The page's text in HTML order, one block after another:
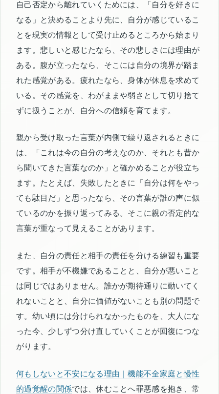
自己否定から離れていくためには、「自分を好きに
なる」と決めることより先に、自分が感じているこ
とを現実の情報として受け止めるところから始まり
ます。悲しいと感じたなら、その悲しさには理由が
ある。腹が立ったなら、そこには自分の境界が踏ま
れた感覚がある。疲れたなら、身体が休息を求めて
いる。その感覚を、わがままや弱さとして切り捨て
ずに扱うことが、自分への信頼を育てます。
親から受け取った言葉が内側で繰り返されるときに
は、「これは今の自分の考えなのか、それとも昔か
ら聞いてきた言葉なのか」と確かめることが役立ち
ます。たとえば、失敗したときに「自分は何をやっ
ても駄目だ」と思ったなら、その言葉が誰の声に似
ているのかを振り返ってみる。そこに親の否定的な
言葉が重なって見えることがあります。
また、自分の責任と相手の責任を分ける練習も重要
です。相手が不機嫌であることと、自分が悪いこと
は同じではありません。誰かが期待通りに動いてく
れないことと、自分に価値がないことも別の問題で
す。幼い頃には分けられなかったものを、大人にな
った今、少しずつ分け直していくことが回復につな
がります。
何もしないと不安になる理由｜機能不全家庭と慢性
的過覚醒の関係では、休むことへ罪悪感を抱き、常